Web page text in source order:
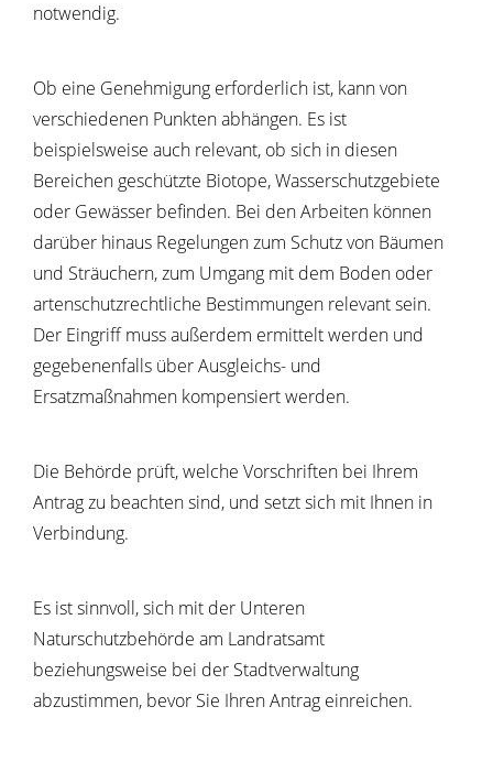
notwendig.
Ob eine Genehmigung erforderlich ist, kann von
verschiedenen Punkten abhängen. Es ist
beispielsweise auch relevant, ob sich in diesen
Bereichen geschützte Biotope, Wasserschutzgebiete
oder Gewässer befinden. Bei den Arbeiten können
darüber hinaus Regelungen zum Schutz von Bäumen
und Sträuchern, zum Umgang mit dem Boden oder
artenschutzrechtliche Bestimmungen relevant sein.
Der Eingriff muss außerdem ermittelt werden und
gegebenenfalls über Ausgleichs- und
Ersatzmaßnahmen kompensiert werden.
Die Behörde prüft, welche Vorschriften bei Ihrem
Antrag zu beachten sind, und setzt sich mit Ihnen in
Verbindung.
Es ist sinnvoll, sich mit der Unteren
Naturschutzbehörde am Landratsamt
beziehungsweise bei der Stadtverwaltung
abzustimmen, bevor Sie Ihren Antrag einreichen.